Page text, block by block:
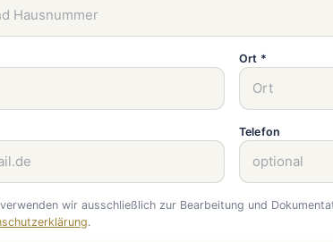
Ort *
Telefon
wir ausschließlich zur Bearbeitung und
.